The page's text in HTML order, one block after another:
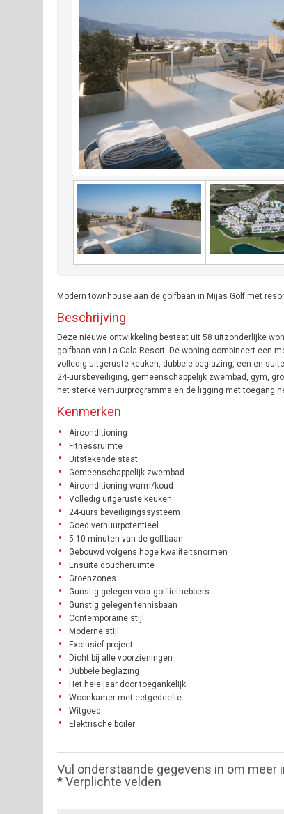
Modern townhouse aan de golfbaan in Mijas Golf met
Beschrijving
Deze nieuwe ontwikkeling bestaat uit 58 uitzonderlijke
golfbaan van La Cala Resort. De woning combineert een
volledig uitgeruste keuken, dubbele beglazing, een en
24-uursbeveiliging, gemeenschappelijk zwembad, gym,
het sterke verhuurprogramma en de ligging met toegang
Kenmerken
Airconditioning
Fitnessruimte
Uitstekende staat
Gemeenschappelijk zwembad
Airconditioning warm/koud
Volledig uitgeruste keuken
24-uurs beveiligingssysteem
Goed verhuurpotentieel
5-10 minuten van de golfbaan
Gebouwd volgens hoge kwaliteitsnormen
Ensuite doucheruimte
Groenzones
Gunstig gelegen voor golfliefhebbers
Gunstig gelegen tennisbaan
Contemporaine stijl
Moderne stijl
Exclusief project
Dicht bij alle voorzieningen
Dubbele beglazing
Het hele jaar door toegankelijk
Woonkamer met eetgedeelte
Witgoed
Elektrische boiler
Vul onderstaande gegevens in om
* Verplichte velden